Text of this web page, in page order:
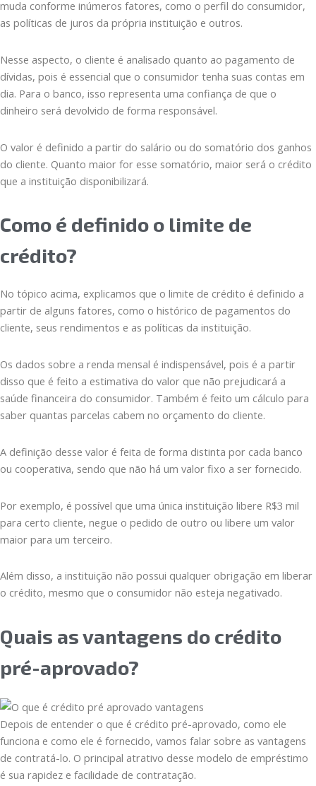
muda conforme inúmeros fatores, como o perfil do consumidor,
as políticas de juros da própria instituição e outros.
Nesse aspecto, o cliente é analisado quanto ao pagamento de
dívidas, pois é essencial que o consumidor tenha suas contas em
dia. Para o banco, isso representa uma confiança de que o
dinheiro será devolvido de forma responsável.
O valor é definido a partir do salário ou do somatório dos ganhos
do cliente. Quanto maior for esse somatório, maior será o crédito
que a instituição disponibilizará.
Como é definido o limite de
crédito?
No tópico acima, explicamos que o limite de crédito é definido a
partir de alguns fatores, como o histórico de pagamentos do
cliente, seus rendimentos e as políticas da instituição.
Os dados sobre a renda mensal é indispensável, pois é a partir
disso que é feito a estimativa do valor que não prejudicará a
saúde financeira do consumidor. Também é feito um cálculo para
saber quantas parcelas cabem no orçamento do cliente.
A definição desse valor é feita de forma distinta por cada banco
ou cooperativa, sendo que não há um valor fixo a ser fornecido.
Por exemplo, é possível que uma única instituição libere R$3 mil
para certo cliente, negue o pedido de outro ou libere um valor
maior para um terceiro.
Além disso, a instituição não possui qualquer obrigação em liberar
o crédito, mesmo que o consumidor não esteja negativado.
Quais as vantagens do crédito
pré-aprovado?
Depois de entender o que é crédito pré-aprovado, como ele
funciona e como ele é fornecido, vamos falar sobre as vantagens
de contratá-lo. O principal atrativo desse modelo de empréstimo
é sua rapidez e facilidade de contratação.